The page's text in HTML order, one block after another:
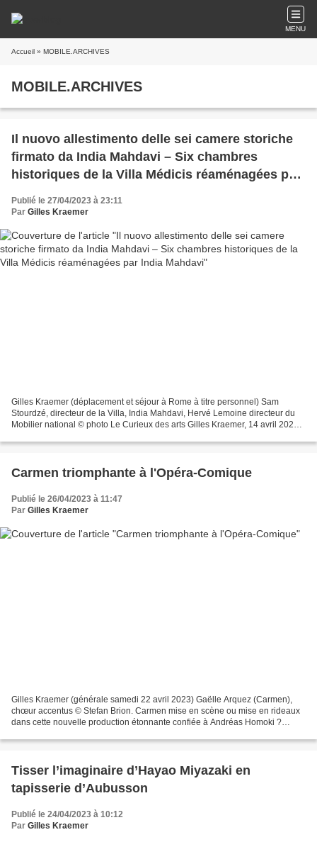
MENU
Accueil » MOBILE.ARCHIVES
MOBILE.ARCHIVES
Il nuovo allestimento delle sei camere storiche
firmato da India Mahdavi – Six chambres
historiques de la Villa Médicis réaménagées par
India Mahdavi
Publié le 27/04/2023 à 23:11
Par Gilles Kraemer
Gilles Kraemer (déplacement et séjour à Rome à titre personnel) Sam
Stourdzé, directeur de la Villa, India Mahdavi, Hervé Lemoine directeur du
Mobilier national © photo Le Curieux des arts Gilles Kraemer, 14 avril 2023,
Carmen triomphante à l'Opéra-Comique
Publié le 26/04/2023 à 11:47
Par Gilles Kraemer
Gilles Kraemer (générale samedi 22 avril 2023) Gaëlle Arquez (Carmen),
chœur accentus © Stefan Brion. Carmen mise en scène ou mise en rideaux
dans cette nouvelle production étonnante confiée à Andréas Homoki ?
Tisser l’imaginaire d’Hayao Miyazaki en
tapisserie d’Aubusson
Publié le 24/04/2023 à 10:12
Par Gilles Kraemer